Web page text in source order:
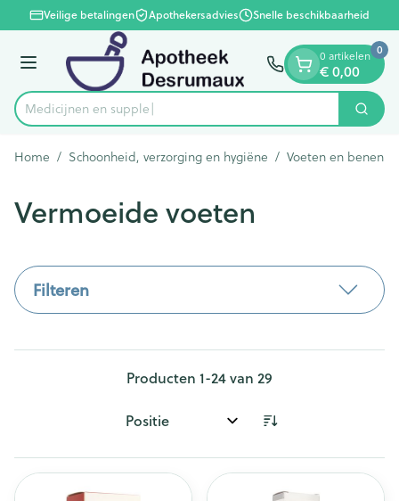
Ga naar de inhoud
1 van 1Veilige betalingen Apothekersadvies Snelle beschikbaarheid
Menu
Product, merk, categorie...
Me Zoek
0 artikelen
€ 0,00
0
Home / Schoonheid, verzorging en hygiëne / Voeten en benen
Vermoeide voeten
Filteren
Producten 1-24van 29
Sorteer op: